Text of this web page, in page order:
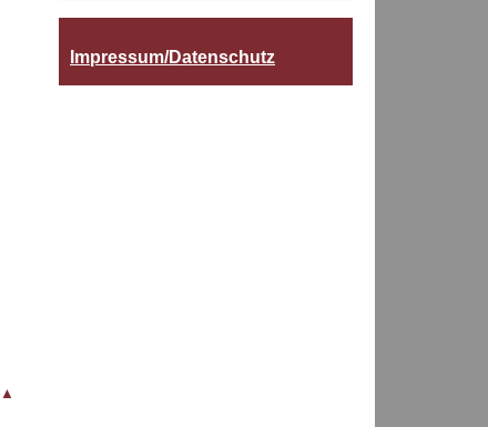
▲
Impressum/Datenschutz